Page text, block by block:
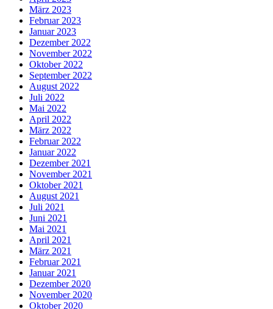
März 2023
Februar 2023
Januar 2023
Dezember 2022
November 2022
Oktober 2022
September 2022
August 2022
Juli 2022
Mai 2022
April 2022
März 2022
Februar 2022
Januar 2022
Dezember 2021
November 2021
Oktober 2021
August 2021
Juli 2021
Juni 2021
Mai 2021
April 2021
März 2021
Februar 2021
Januar 2021
Dezember 2020
November 2020
Oktober 2020